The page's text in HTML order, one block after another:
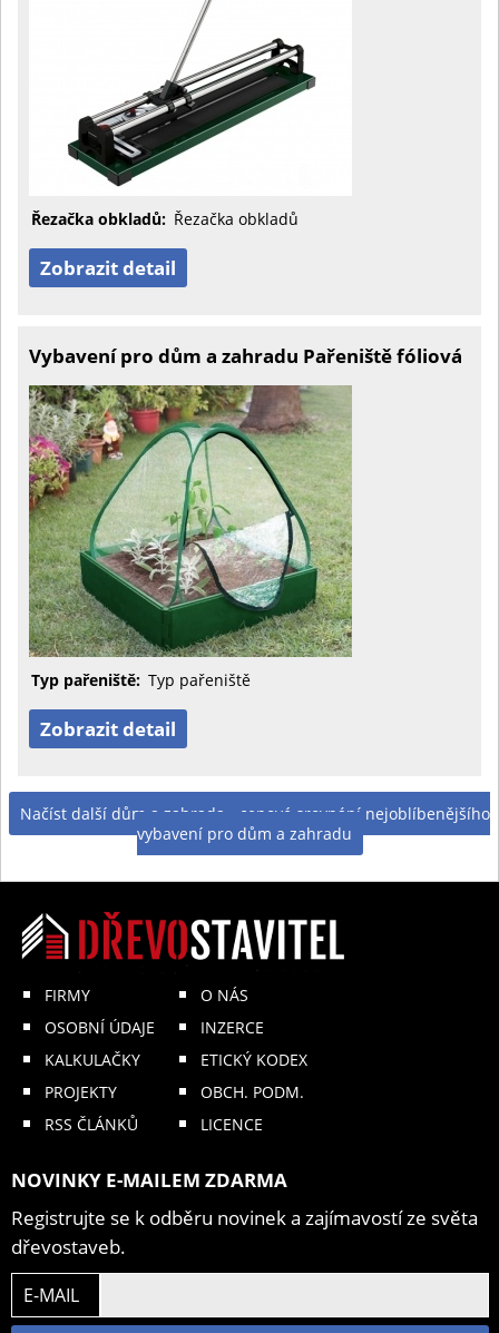
Řezačka obkladů: Řezačka obkladů
Zobrazit detail
Vybavení pro dům a zahradu Pařeniště fóliová
Typ pařeniště: Typ pařeniště
Zobrazit detail
Načíst další dům a zahrada - cenové srovnání nejoblíbenějšího
vybavení pro dům a zahradu
FIRMY
OSOBNÍ ÚDAJE
KALKULAČKY
PROJEKTY
RSS ČLÁNKŮ
O NÁS
INZERCE
ETICKÝ KODEX
OBCH. PODM.
LICENCE
NOVINKY E-MAILEM ZDARMA
Registrujte se k odběru novinek a zajímavostí ze světa
dřevostaveb.
E-MAIL